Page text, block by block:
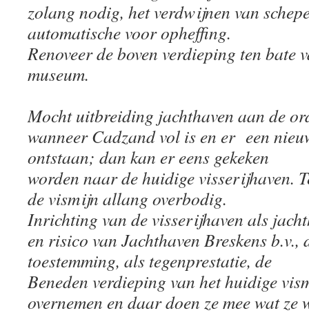
zolang nodig, het verdwijnen van
automatische voor opheffing.
Renoveer de boven verdieping ten bate
museum.
Mocht uitbreiding jachthaven aan de
wanneer Cadzand vol is en er een
ontstaan; dan kan er eens gekeken
worden naar de huidige visserijhaven.
de vismijn allang overbodig.
Inrichting van de visserijhaven als
en risico van Jachthaven Breskens b.v.,
toestemming, als tegenprestatie, de
Beneden verdieping van het huidige
overnemen en daar doen ze mee wat ze